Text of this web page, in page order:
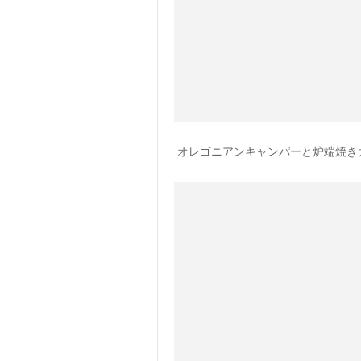
オレゴニアンキャンパーと炉端焼き